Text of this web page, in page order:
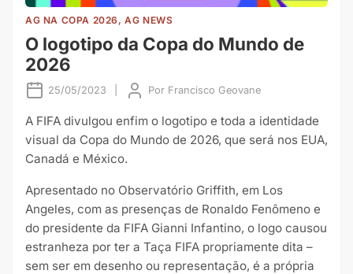
AG NA COPA 2026, AG NEWS
O logotipo da Copa do Mundo de
2026
25/05/2023 Por Francisco Geovane
A FIFA divulgou enfim o logotipo e toda a identidade
visual da Copa do Mundo de 2026, que será nos EUA,
Canadá e México.
Apresentado no Observatório Griffith, em Los
Angeles, com as presenças de Ronaldo Fenômeno e
do presidente da FIFA Gianni Infantino, o logo causou
estranheza por ter a Taça FIFA propriamente dita –
sem ser em desenho ou representação, é a própria